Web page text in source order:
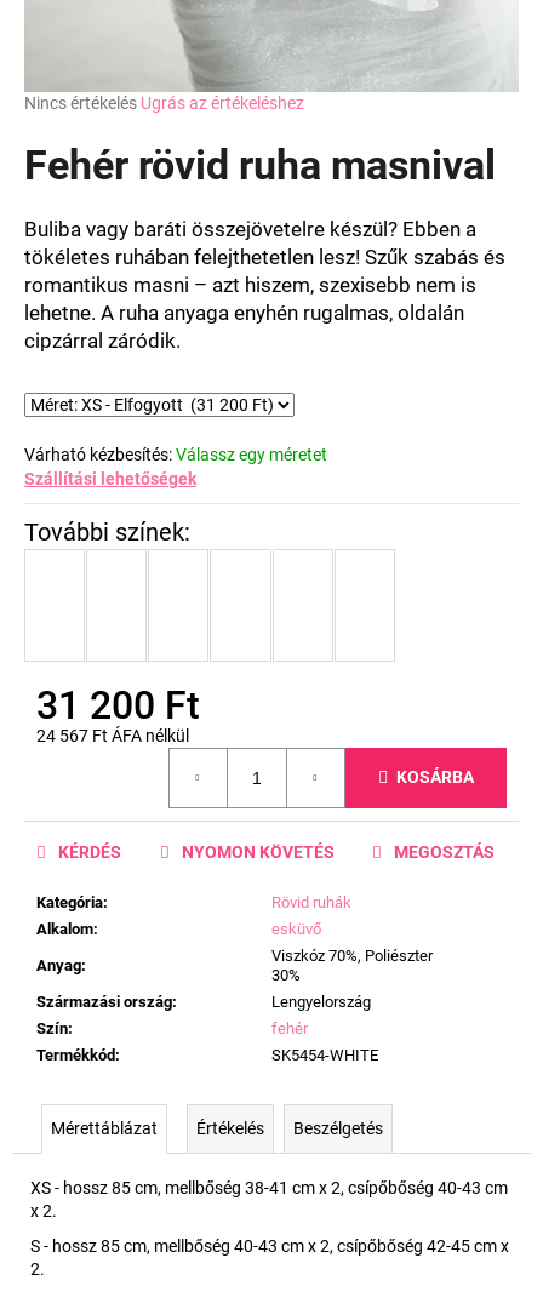
A
átlagos
értékelése
0,0
csillag.
Nincs értékelés Ugrás az értékeléshez
Fehér rövid ruha masnival
Buliba vagy baráti összejövetelre készül? Ebben a
tökéletes ruhában felejthetetlen lesz! Szűk szabás és
romantikus masni – azt hiszem, szexisebb nem is
lehetne. A ruha anyaga enyhén rugalmas, oldalán
cipzárral záródik.
Várható kézbesítés:Válassz egy méretet
Szállítási lehetőségek
31 200 Ft
24 567 Ft ÁFA nélkül
KOSÁRBA
Kategória:
Rövid ruhák
Alkalom:
esküvő
Anyag:
Viszkóz 70%, Poliészter
30%
Származási ország:
Lengyelország
Szín:
fehér
Termékkód: SK5454-WHITE
KÉRDÉS NYOMON KÖVETÉS MEGOSZTÁS
Mérettáblázat Értékelés Beszélgetés
XS - hossz 85 cm, mellbőség 38-41 cm x 2, csípőbőség 40-43 cm
x 2.
S - hossz 85 cm, mellbőség 40-43 cm x 2, csípőbőség 42-45 cm x
2.